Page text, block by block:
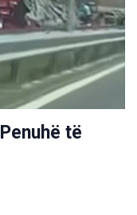
të